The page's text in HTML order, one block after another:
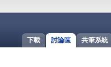
共筆系統
討論區
下載